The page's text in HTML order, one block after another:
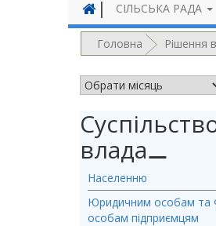
СІЛЬСЬКА РАДА
Головна Рішення
АРХІВ НОВИН
влада⚊
Населенню
Юридичним особам та
особам підприємцям